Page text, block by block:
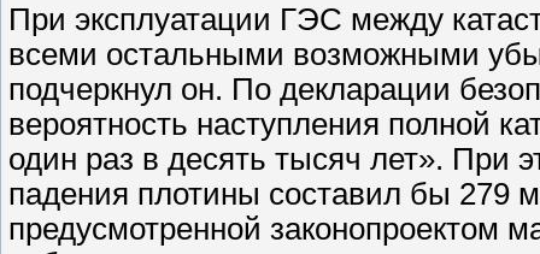
При эксплуатации ГЭС между
всеми остальными возможными
подчеркнул он. По декларации
вероятность наступления полной
один раз в десять тысяч лет». При
падения плотины составил бы 279
предусмотренной законопроектом